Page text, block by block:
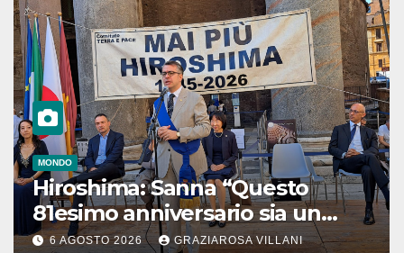
MONDO
Hiroshima: Sanna “Questo
81esimo anniversario sia un
monito per tutti”
6 AGOSTO 2026 GRAZIAROSA VILLANI